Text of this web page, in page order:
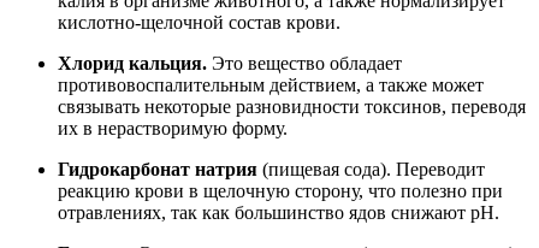
кислотно-щелочной состав крови.
Хлорид кальция. Это вещество обладает
противовоспалительным действием, а также может
связывать некоторые разновидности токсинов, переводя
их в нерастворимую форму.
Гидрокарбонат натрия (пищевая сода). Переводит
реакцию крови в щелочную сторону, что полезно при
отравлениях, так как большинство ядов снижают рН.